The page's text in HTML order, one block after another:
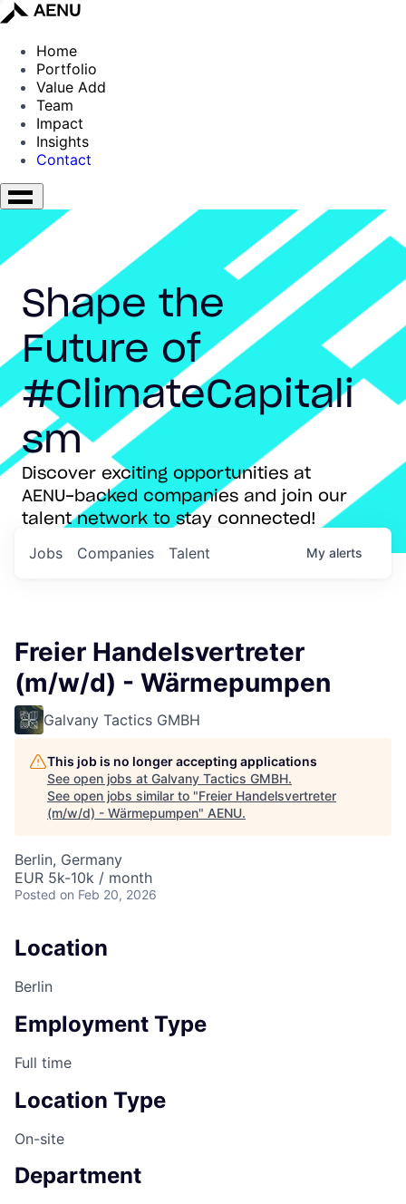
Home
Portfolio
Value Add
Team
Impact
Insights
Contact
Shape the
Future of
#ClimateCapitali
sm
Discover exciting opportunities at
AENU-backed companies and join our
talent network to stay connected!
Jobs Companies Talent My alerts
Freier Handelsvertreter
(m/w/d) - Wärmepumpen
Galvany Tactics GMBH
This job is no longer accepting applications
See open jobs at Galvany Tactics GMBH.
See open jobs similar to "Freier Handelsvertreter
(m/w/d) - Wärmepumpen" AENU.
Berlin, Germany
EUR 5k-10k / month
Posted on Feb 20, 2026
Location
Berlin
Employment Type
Full time
Location Type
On-site
Department